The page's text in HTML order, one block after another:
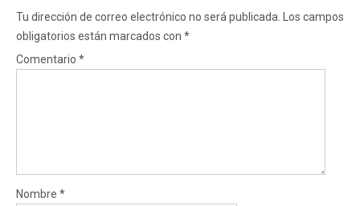
Tu dirección de correo electrónico no será publicada.
Los campos
obligatorios están marcados con *
Comentario *
Nombre *